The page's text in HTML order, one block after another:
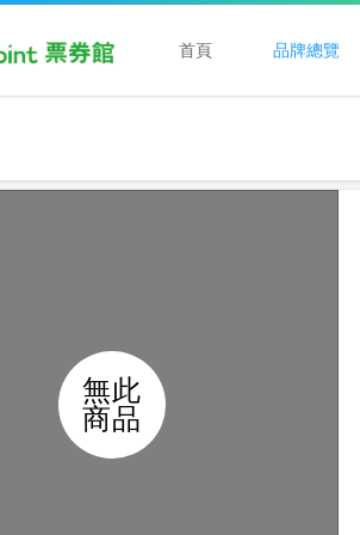
首頁 品牌總覽
無此
商品